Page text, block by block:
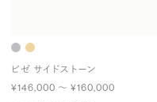
ビゼ サイドストーン
¥146,000 〜 ¥160,000